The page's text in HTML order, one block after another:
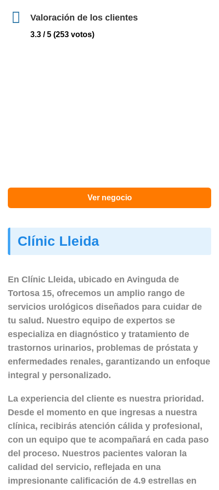
Valoración de los clientes
3.3 / 5 (253 votos)
Ver negocio
Clínic Lleida
En Clínic Lleida, ubicado en Avinguda de
Tortosa 15, ofrecemos un amplio rango de
servicios urológicos diseñados para cuidar de
tu salud. Nuestro equipo de expertos se
especializa en diagnóstico y tratamiento de
trastornos urinarios, problemas de próstata y
enfermedades renales, garantizando un enfoque
integral y personalizado.
La experiencia del cliente es nuestra prioridad.
Desde el momento en que ingresas a nuestra
clínica, recibirás atención cálida y profesional,
con un equipo que te acompañará en cada paso
del proceso. Nuestros pacientes valoran la
calidad del servicio, reflejada en una
impresionante calificación de 4.9 estrellas en